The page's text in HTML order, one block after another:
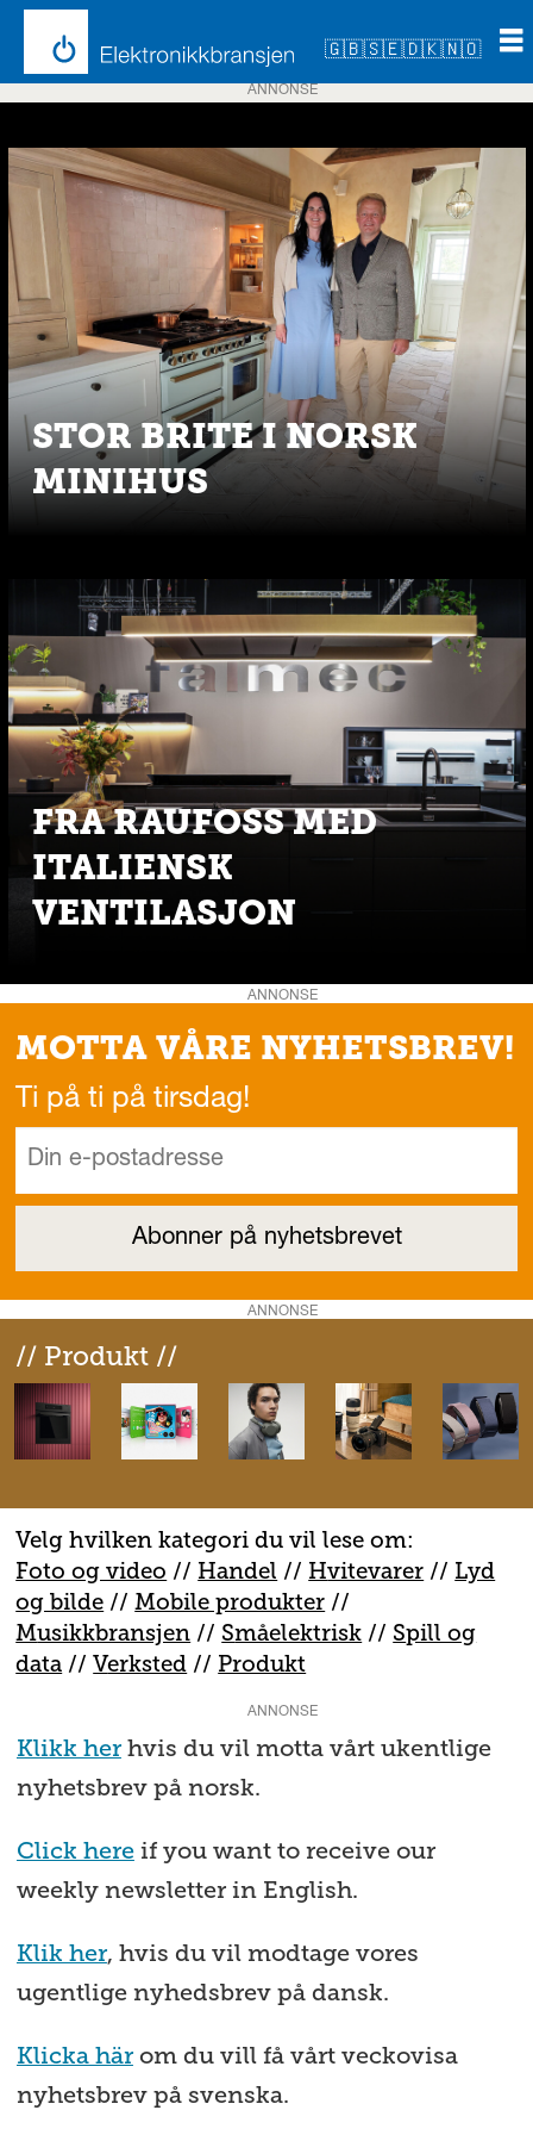
🇬🇧🇸🇪🇩🇰🇳🇴
Emne:
falmec
ANNONSE
STOR BRITE I NORSK
MINIHUS
FRA RAUFOSS MED
ITALIENSK
VENTILASJON
ANNONSE
MOTTA VÅRE NYHETSBREV!
Ti på ti på tirsdag!
ANNONSE
// Produkt //
Velg hvilken kategori du vil lese om:
Foto og video // Handel // Hvitevarer // Lyd
og bilde //Mobile produkter //
Musikkbransjen // Småelektrisk // Spill og
data //Verksted // Produkt
ANNONSE
Klikk herhvis du vil motta vårt ukentlige
nyhetsbrev på norsk.
Click hereif you want to receive our
weekly newsletter in English.
Klik her, hvis du vil modtage vores
ugentlige nyhedsbrev på dansk.
Klicka härom du vill få vårt veckovisa
nyhetsbrev på svenska.